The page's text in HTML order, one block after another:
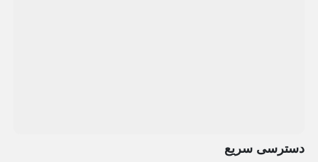
دسترسی سریع